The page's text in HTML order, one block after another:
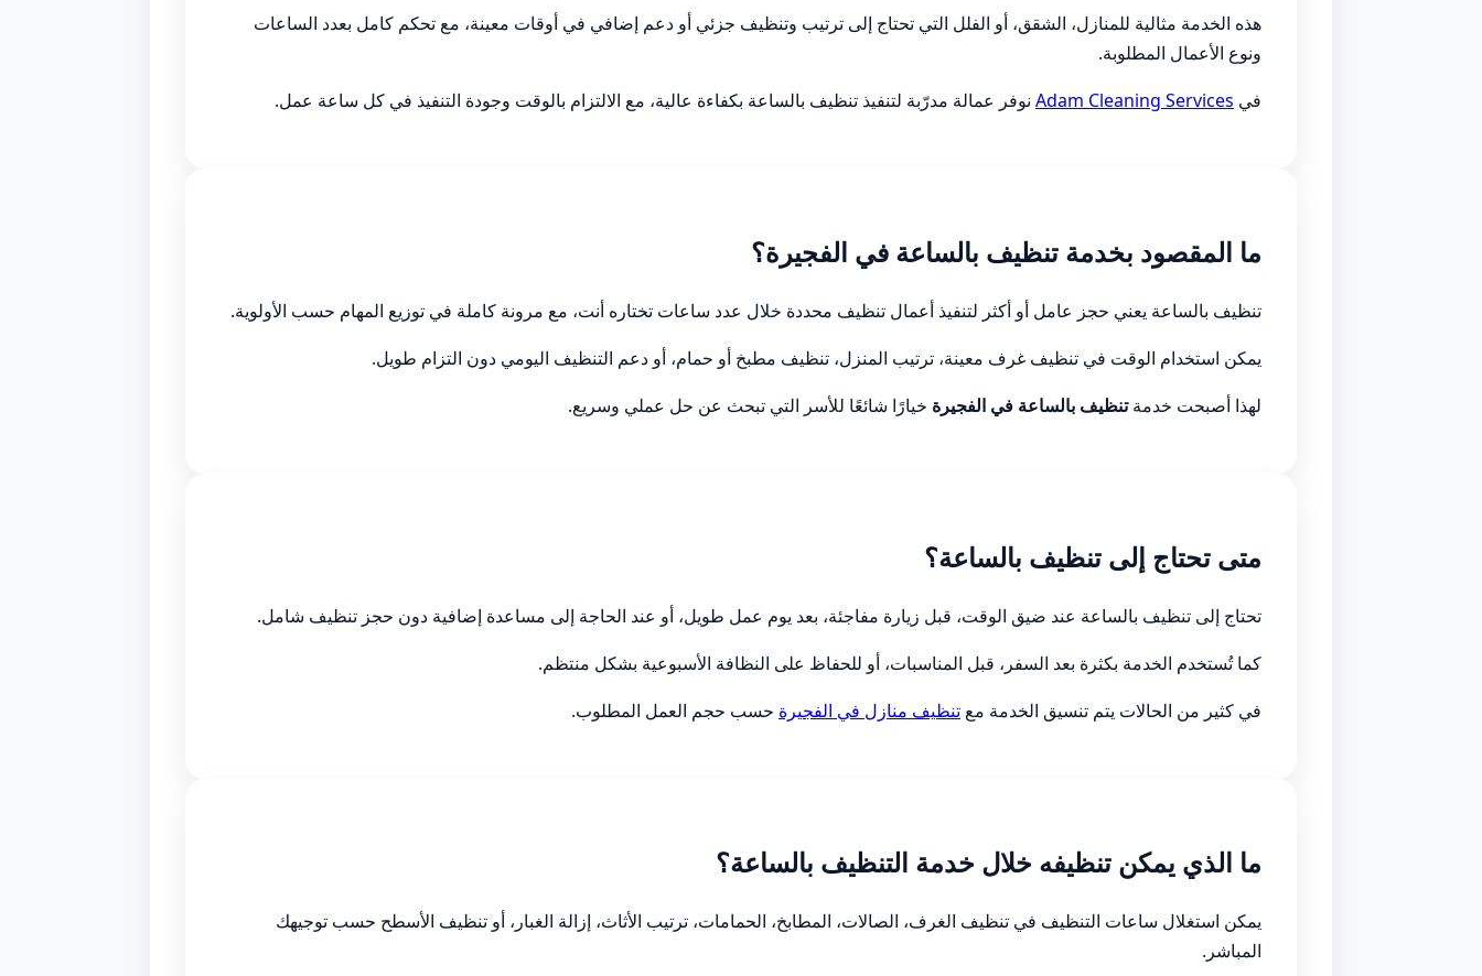
هذه الخدمة مثالية للمنازل، الشقق، أو الفلل التي تحتاج إلى ترتيب وتنظيف جزئي أو دعم إضافي في أوقات معينة، مع تحكم كامل بعدد الساعات
ونوع الأعمال المطلوبة.
في Adam Cleaning Services نوفر عمالة مدرّبة لتنفيذ تنظيف بالساعة بكفاءة عالية، مع الالتزام بالوقت وجودة التنفيذ في كل ساعة عمل.
ما المقصود بخدمة تنظيف بالساعة في الفجيرة؟
تنظيف بالساعة يعني حجز عامل أو أكثر لتنفيذ أعمال تنظيف محددة خلال عدد ساعات تختاره أنت، مع مرونة كاملة في توزيع المهام حسب الأولوية.
يمكن استخدام الوقت في تنظيف غرف معينة، ترتيب المنزل، تنظيف مطبخ أو حمام، أو دعم التنظيف اليومي دون التزام طويل.
لهذا أصبحت خدمةتنظيف بالساعة في الفجيرة خيارًا شائعًا للأسر التي تبحث عن حل عملي وسريع.
متى تحتاج إلى تنظيف بالساعة؟
تحتاج إلى تنظيف بالساعة عند ضيق الوقت، قبل زيارة مفاجئة، بعد يوم عمل طويل، أو عند الحاجة إلى مساعدة إضافية دون حجز تنظيف شامل.
كما تُستخدم الخدمة بكثرة بعد السفر، قبل المناسبات، أو للحفاظ على النظافة الأسبوعية بشكل منتظم.
في كثير من الحالات يتم تنسيق الخدمة مع تنظيف منازل في الفجيرة حسب حجم العمل المطلوب.
ما الذي يمكن تنظيفه خلال خدمة التنظيف بالساعة؟
يمكن استغلال ساعات التنظيف في تنظيف الغرف، الصالات، المطابخ، الحمامات، ترتيب الأثاث، إزالة الغبار، أو تنظيف الأسطح حسب توجيهك
المباشر.